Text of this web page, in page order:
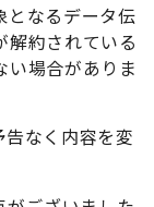
となるデータ伝
解約されている
い場合がありま
なく内容を変